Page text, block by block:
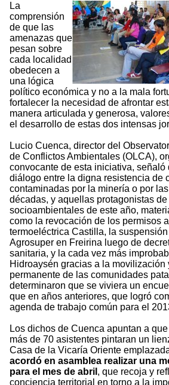
La
comprensión
de que las
amenazas que
pesan sobre
cada localidad
obedecen a
una lógica
político económica y no a la mala
fortalecer la necesidad de afrontar
manera articulada y generosa,
el desarrollo de estas dos intensas
Lucio Cuenca, director del
de Conflictos Ambientales (OLCA),
convocante de esta iniciativa, señaló
diálogo entre la digna resistencia de
contaminadas por la minería o por
décadas, y aquellas protagonistas
socioambientales de este año,
como la revocación de los permisos
termoeléctrica Castilla, la
Agrosuper en Freirina luego de
sanitaria, y la cada vez más
Hidroaysén gracias a la movilización
permanente de las comunidades
determinaron que se viviera un
que en años anteriores, que logró
agenda de trabajo común para el
Los dichos de Cuenca apuntan a
más de 70 asistentes pintaran un
Casa de la Vicaría Oriente
acordó en asamblea realizar una
para el mes de abril , que recoja y
conciencia territorial en torno a la